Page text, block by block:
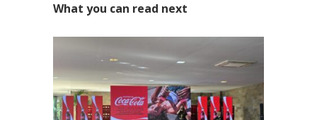
What you can read next